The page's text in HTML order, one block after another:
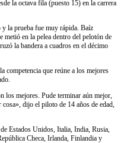
la octava fila (puesto 15) en la carrera
y la prueba fue muy rápida. Baíz
metió en la pelea dentro del pelotón de
la bandera a cuadros en el décimo
competencia que reúne a los mejores
los mejores. Pude terminar aún mejor,
dijo el piloto de 14 años de edad,
Estados Unidos, Italia, India, Rusia,
Checa, Irlanda, Finlandia y